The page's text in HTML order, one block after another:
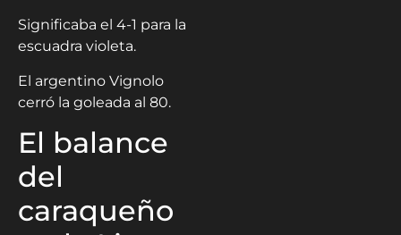
Significaba el 4-1 para la
escuadra violeta.
El argentino Vignolo
cerró la goleada al 80.
El balance
del
caraqueño